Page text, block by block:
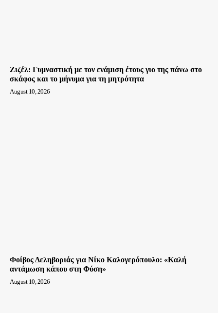
Ζιζέλ: Γυμναστική με τον ενάμιση έτους γιο της πάνω στο
σκάφος και το μήνυμα για τη μητρότητα
August 10, 2026
Φοίβος Δεληβοριάς για Νίκο Καλογερόπουλο: «Καλή
αντάμωση κάπου στη Φύση»
August 10, 2026